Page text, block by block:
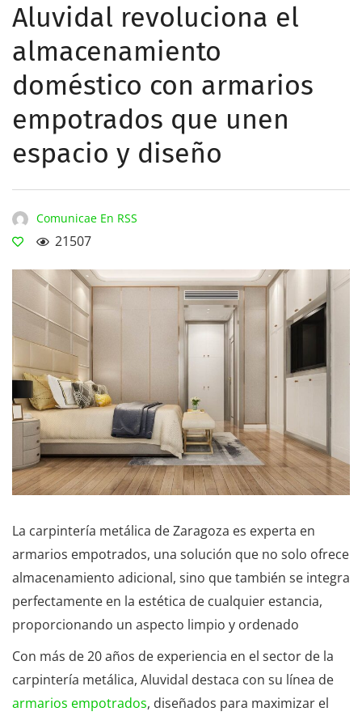
Aluvidal revoluciona el
almacenamiento
doméstico con armarios
empotrados que unen
espacio y diseño
Comunicae En RSS
21507
La carpintería metálica de Zaragoza es experta en
armarios empotrados, una solución que no solo ofrece
almacenamiento adicional, sino que también se integra
perfectamente en la estética de cualquier estancia,
proporcionando un aspecto limpio y ordenado
Con más de 20 años de experiencia en el sector de la
carpintería metálica, Aluvidal destaca con su línea de
armarios empotrados, diseñados para maximizar el